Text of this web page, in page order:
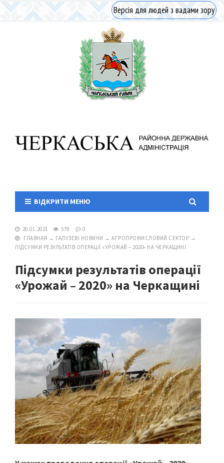
Версія для людей з вадами зору
ВІДКРИТИ МЕНЮ
20.01.2021 579
0
ГЛАВНАЯ → ГАЛУЗЕВІ НОВИНИ → АГРОПРОМИСЛОВИЙ СЕКТОР →
ПІДСУМКИ РЕЗУЛЬТАТІВ ОПЕРАЦІЇ «УРОЖАЙ – 2020» НА ЧЕРКАЩИНІ
Підсумки результатів операції
«Урожай – 2020» на Черкащині